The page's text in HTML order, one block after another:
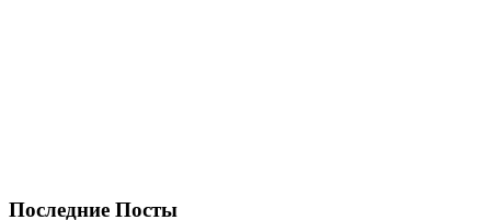
Последние Посты